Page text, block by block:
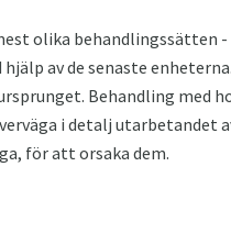
olika behandlingssätten
av de senaste
Behandling med
i detalj utarbetandet
för att orsaka dem.